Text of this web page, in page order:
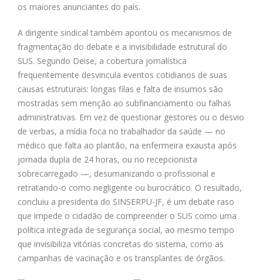
os maiores anunciantes do país.
A dirigente sindical também apontou os mecanismos de
fragmentação do debate e a invisibilidade estrutural do
SUS. Segundo Deise, a cobertura jornalística
frequentemente desvincula eventos cotidianos de suas
causas estruturais: longas filas e falta de insumos são
mostradas sem menção ao subfinanciamento ou falhas
administrativas. Em vez de questionar gestores ou o desvio
de verbas, a mídia foca no trabalhador da saúde — no
médico que falta ao plantão, na enfermeira exausta após
jornada dupla de 24 horas, ou no recepcionista
sobrecarregado —, desumanizando o profissional e
retratando-o como negligente ou burocrático. O resultado,
concluiu a presidenta do SINSERPU-JF, é um debate raso
que impede o cidadão de compreender o SUS como uma
política integrada de segurança social, ao mesmo tempo
que invisibiliza vitórias concretas do sistema, como as
campanhas de vacinação e os transplantes de órgãos.